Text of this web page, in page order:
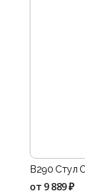
B290 Стул
от 9 889 ₽